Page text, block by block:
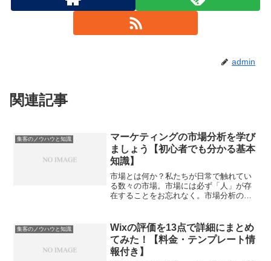
admin
関連記事
集客のノウハウと知識
マーケティングの市場分析を学び
ましょう【初心者でも分かる基本
知識】
市場とは何か？私たちが日常で触れてい
る数々の市場。市場には必ず「人」が存
在することをお忘れなく。市場分析の本
析。ギャップの原因は？ 「買う人」「売
る人」「組織」「業界」の...
集客のノウハウと知識
Wixの評価を13点で詳細にまとめ
てみた！【料金・テンプレート情
報付き】